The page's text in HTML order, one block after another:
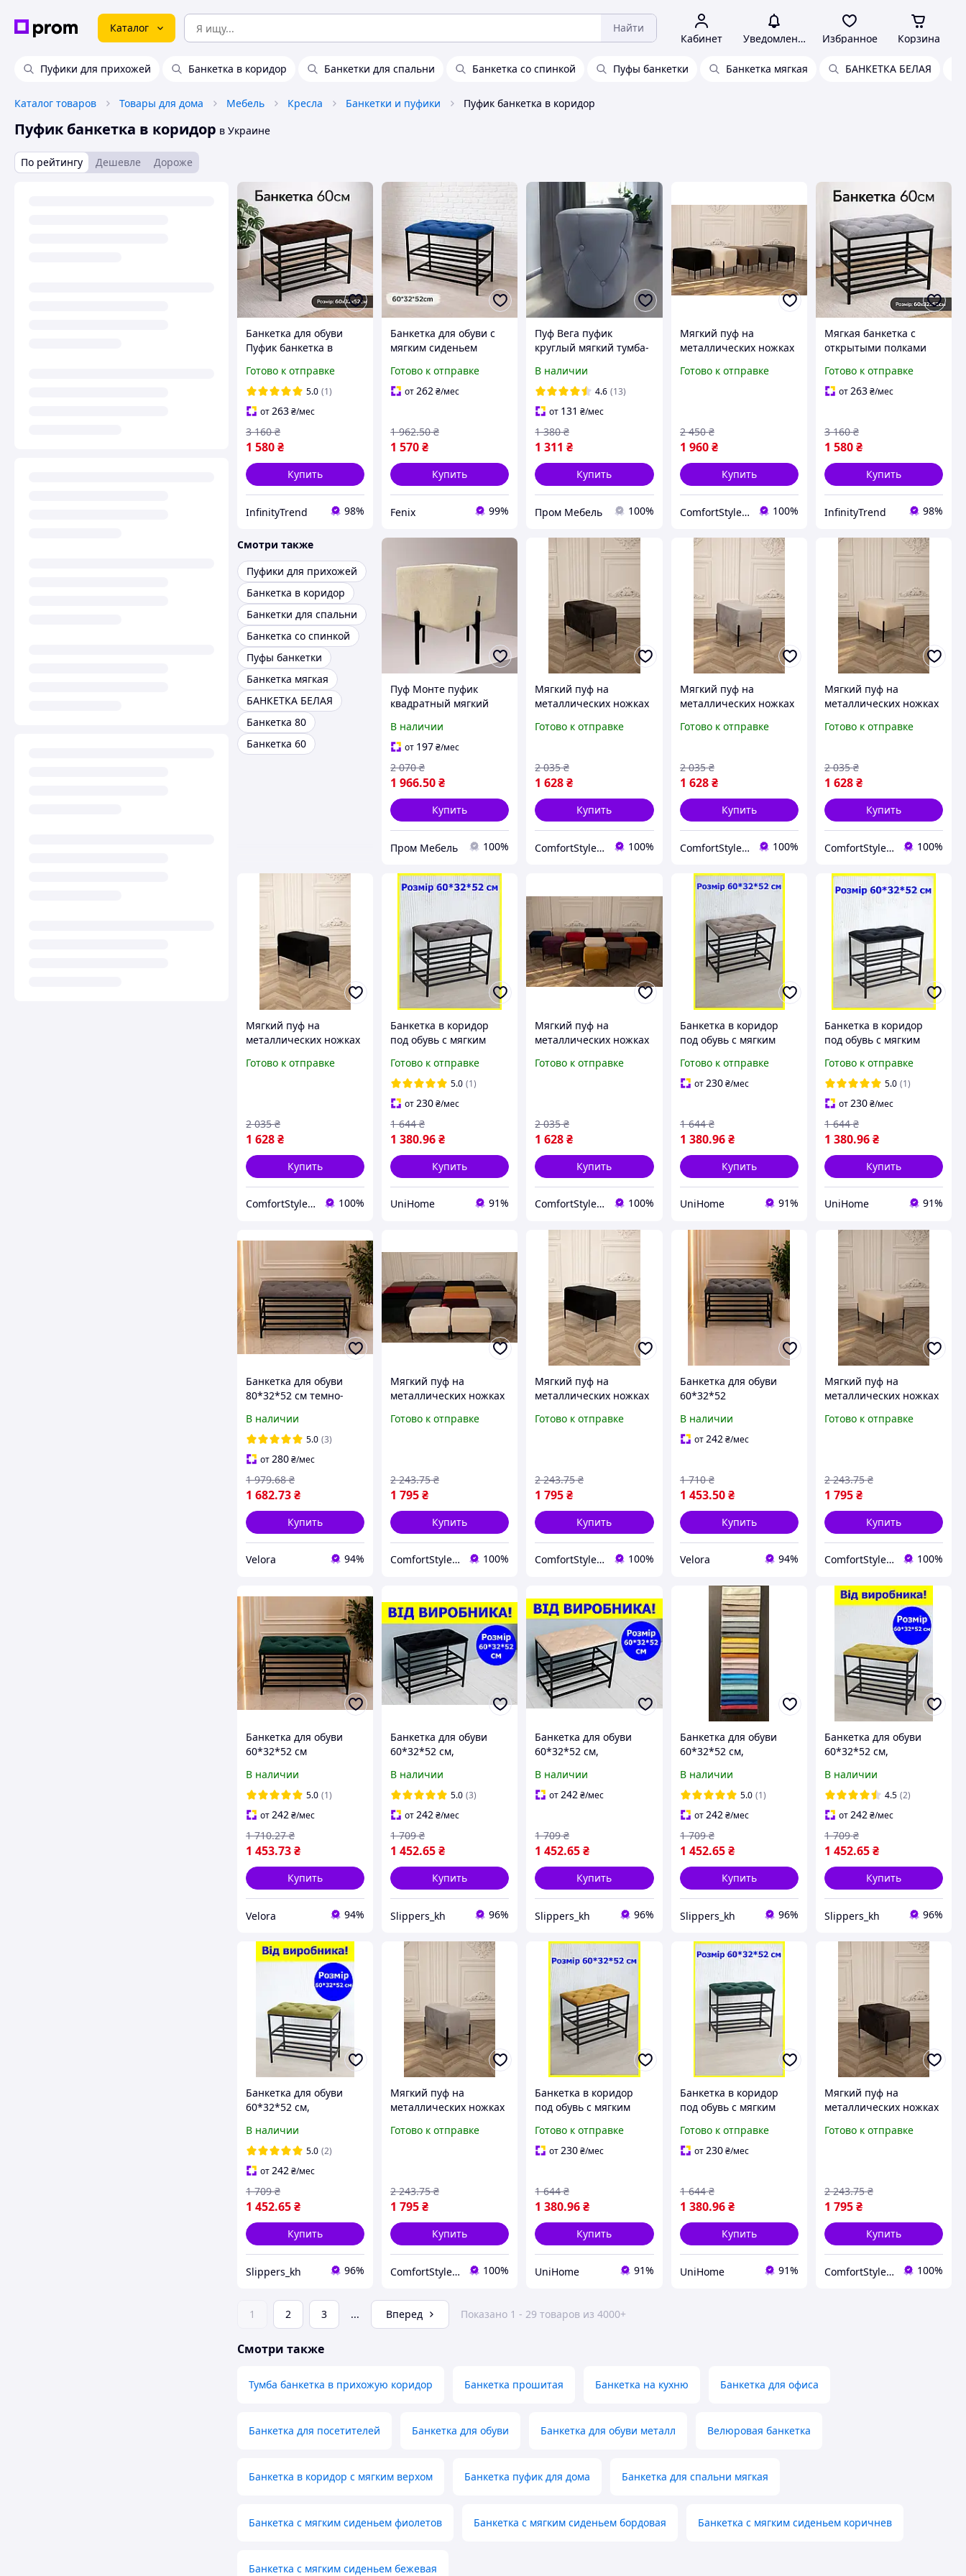
Каталог Найти
Кабинет Уведомления Избранное Корзина
Пуфики для прихожей Банкетка в коридор Банкетки для спальни Банкетка со спинкой Пуфы банкетки Банкетка мягкая БАНКЕТКА БЕЛАЯ
Каталог товаров Товары для дома Мебель Кресла Банкетки и пуфики Пуфик банкетка в коридор
Пуфик банкетка в коридор в Украине
По рейтингу Дешевле Дороже
Банкетка для обуви
Пуфик банкетка в
обуви с велюровым
сиденьем 60см
Готово к отправке
5.0 (1)
от263₴/мес
1 580₴
3 160 ₴
Купить
InfinityTrend 98%
Банкетка для обуви с
мягким сиденьем
Пуфик банкетка в
коридор Банкетки
Готово к отправке
от262₴/мес
1 570₴
1 962.50 ₴
Купить
Fenix 99%
Пуф Вега пуфик
круглый мягкий тумба-
пуфы банкетка в
прихожую 37х37х45см
пуфики для дома
В наличии
4.6 (13)
от 131 ₴/мес
1 311 ₴
1 380 ₴
Купить
Пром Мебель 100%
Мягкий пуф на
металлических ножках
красивый каркасный
Готово к отправке
1 960 ₴
2 450 ₴
Купить
ComfortStyle — стиль и комфорт в каждой детали 100%
Мягкая банкетка с
открытыми полками
велюр Пуфик банкетка
в коридор
Готово к отправке
от263₴/мес
1 580₴
3 160 ₴
Купить
InfinityTrend 98%
Смотри также
Пуфики для прихожей
Банкетка в коридор
Банкетки для спальни
Банкетка со спинкой
Пуфы банкетки
Банкетка мягкая
БАНКЕТКА БЕЛАЯ
Банкетка 80
Банкетка 60
Пуф Монте пуфик
квадратный мягкий
спальню пуфы с
металлическими
ножками банкетка
В наличии
от 197₴/мес
1 966.50₴
2 070 ₴
Купить
Пром Мебель 100%
Мягкий пуф на
металлических ножках
43×34×42, красивый
банкетка в
коридор,прихожую
Готово к отправке
1 628₴
2 035 ₴
Купить
ComfortStyle — стиль и комфорт в каждой детали 100%
Мягкий пуф на
металлических ножках
красивый велюровый
коридор,прихожую
Готово к отправке
1 628 ₴
2 035 ₴
Купить
ComfortStyle — стиль и комфорт в каждой детали 100%
Мягкий пуф на
металлических ножках
43×34×42, красивый
банкетка в
коридор,прихожую
Готово к отправке
1 628₴
2 035 ₴
Купить
ComfortStyle — стиль и комфорт в каждой детали 100%
Мягкий пуф на
металлических ножках
43×34×42, красивый
Готово к отправке
1 628₴
2 035 ₴
Купить
ComfortStyle — стиль и комфорт в каждой детали 100%
Банкетка в коридор
под обувь с мягким
полочками 60*32*52 см
темно-серая, полка для
обуви
Готово к отправке
5.0 (1)
от230₴/мес
1 380.96₴
1 644 ₴
Купить
UniHome 91%
Мягкий пуф на
металлических ножках
красивый велюровый
Готово к отправке
1 628₴
2 035 ₴
Купить
ComfortStyle — стиль и комфорт в каждой детали 100%
Банкетка в коридор
под обувь с мягким
полочками 60*32*52 см
бежевая, полка для
Готово к отправке
от 230 ₴/мес
1 380.96 ₴
1 644 ₴
Купить
UniHome 91%
Банкетка в коридор
под обувь с мягким
полочками 60*32*52 см
черная, полка для
обуви
Готово к отправке
5.0 (1)
от 230₴/мес
1 380.96₴
1 644 ₴
Купить
UniHome 91%
Банкетка для обуви
80*32*52 см темно-
велюровая банкетка
металлический каркас
на 2 полочки,
подставка для обуви
В наличии
5.0 (3)
от280₴/мес
1 682.73₴
1 979.68 ₴
Купить
Velora 94%
Мягкий пуф на
металлических ножках
красивый велюровый
Готово к отправке
1 795₴
2 243.75 ₴
Купить
ComfortStyle — стиль и комфорт в каждой детали 100%
Мягкий пуф на
металлических ножках
63×34×42, красивый
Готово к отправке
1 795₴
2 243.75 ₴
Купить
ComfortStyle — стиль и комфорт в каждой детали 100%
Банкетка для обуви
60*32*52
банкетка 2 полочки
темно-серая, пуф
В наличии
от242 ₴/мес
1 453.50 ₴
1 710 ₴
Купить
Velora 94%
Мягкий пуф на
металлических ножках
63×34×42, красивый
Готово к отправке
1 795₴
2 243.75 ₴
Купить
ComfortStyle — стиль и комфорт в каждой детали 100%
Банкетка для обуви
60*32*52 см
велюровая банкетка
металлический каркас
на 2 полочки
В наличии
5.0 (1)
от242₴/мес
1 453.73₴
1 710.27 ₴
Купить
Velora 94%
Банкетка для обуви
60*32*52 см,
банкетка 2 полочки
черная, пуф полочка
для обуви прошитая
В наличии
5.0 (3)
от242₴/мес
1 452.65₴
1 709 ₴
Купить
Slippers_kh 96%
Банкетка для обуви
60*32*52 см,
банкетка 2 полочки
бежевая, пуф полочка
В наличии
от242₴/мес
1 452.65₴
1 709 ₴
Купить
Slippers_kh 96%
Банкетка для обуви
60*32*52 см,
банкетка 2 полочки
горчичная, пуф
полочка для обуви
прошитая
В наличии
5.0 (1)
от242 ₴/мес
1 452.65 ₴
1 709 ₴
Купить
Slippers_kh 96%
Банкетка для обуви
60*32*52 см,
банкетка 2 полочки
желтая, пуф полочка
для обуви прошитая
В наличии
4.5 (2)
от242₴/мес
1 452.65₴
1 709 ₴
Купить
Slippers_kh 96%
Банкетка для обуви
60*32*52 см,
банкетка 2 полочки
зеленая, пуф полочка
для обуви прошитая
В наличии
5.0 (2)
от242₴/мес
1 452.65₴
1 709 ₴
Купить
Slippers_kh 96%
Мягкий пуф на
металлических ножках
красивый велюровый
Готово к отправке
1 795₴
2 243.75 ₴
Купить
ComfortStyle — стиль и комфорт в каждой детали 100%
Банкетка в коридор
под обувь с мягким
полочками 60*32*52 см
горчичная, полка для
Готово к отправке
от230₴/мес
1 380.96₴
1 644 ₴
Купить
UniHome 91%
Банкетка в коридор
под обувь с мягким
полочками 60*32*52 см
изумрудная, полка для
Готово к отправке
от230 ₴/мес
1 380.96 ₴
1 644 ₴
Купить
UniHome 91%
Мягкий пуф на
металлических ножках
63×34×42, красивый
Готово к отправке
1 795₴
2 243.75 ₴
Купить
ComfortStyle — стиль и комфорт в каждой детали 100%
1 2 3 ... Вперед Показано 1 - 29 товаров из 4000+
Смотри также
Тумба банкетка в прихожую коридор Банкетка прошитая Банкетка на кухню Банкетка для офиса
Банкетка для посетителей Банкетка для обуви Банкетка для обуви металл Велюровая банкетка
Банкетка в коридор с мягким верхом Банкетка пуфик для дома Банкетка для спальни мягкая
Банкетка с мягким сиденьем фиолетов Банкетка с мягким сиденьем бордовая Банкетка с мягким сиденьем коричнев
Банкетка с мягким сиденьем бежевая